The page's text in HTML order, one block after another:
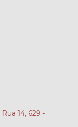
Rua 14, 629 -